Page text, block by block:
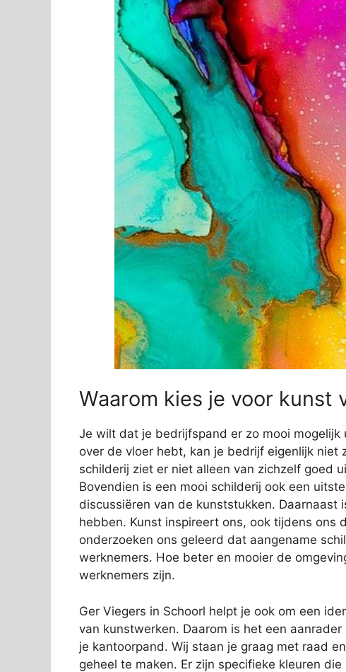
Waarom kies je voor kunst
Je wilt dat je bedrijfspand er zo mooi
over de vloer hebt, kan je bedrijf eigenlijk niet
schilderij ziet er niet alleen van zichzelf goed
Bovendien is een mooi schilderij ook een
discussiëren van de kunststukken. Daarnaast
hebben. Kunst inspireert ons, ook tijdens ons
onderzoeken ons geleerd dat aangename
werknemers. Hoe beter en mooier de
werknemers zijn.
Ger Viegers in Schoorl helpt je ook om een
van kunstwerken. Daarom is het een
je kantoorpand. Wij staan je graag met raad
geheel te maken. Er zijn specifieke kleuren